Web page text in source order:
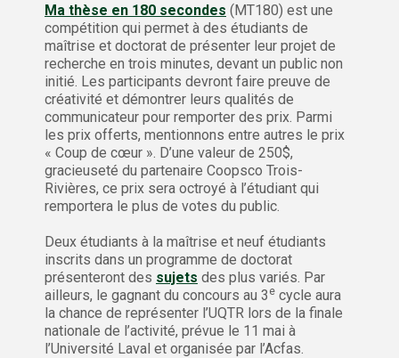
Ma thèse en 180 secondes (MT180) est une
compétition qui permet à des étudiants de
maîtrise et doctorat de présenter leur projet de
recherche en trois minutes, devant un public non
initié. Les participants devront faire preuve de
créativité et démontrer leurs qualités de
communicateur pour remporter des prix. Parmi
les prix offerts, mentionnons entre autres le prix
« Coup de cœur ». D’une valeur de 250$,
gracieuseté du partenaire Coopsco Trois-
Rivières, ce prix sera octroyé à l’étudiant qui
remportera le plus de votes du public.
Deux étudiants à la maîtrise et neuf étudiants
inscrits dans un programme de doctorat
présenteront des sujets des plus variés. Par
ailleurs, le gagnant du concours au 3 e cycle aura
la chance de représenter l’UQTR lors de la finale
nationale de l’activité, prévue le 11 mai à
l’Université Laval et organisée par l’Acfas.